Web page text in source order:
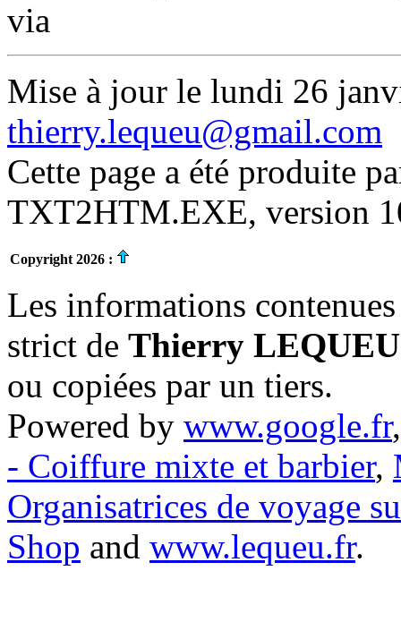
via
Mise à jour le lundi 26
thierry.lequeu@gmail.com
Cette page a été produite
TXT2HTM.EXE, version
Copyright 2026 :
Les informations
strict de Thierry LEQUEU
ou copiées par un tiers.
Powered by www.google.fr
- Coiffure mixte et barbier,
Organisatrices de voyage
Shop and www.lequeu.fr.